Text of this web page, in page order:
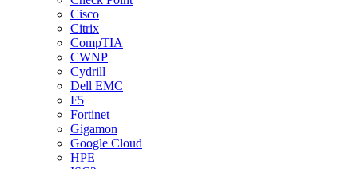
Cisco
Citrix
CompTIA
CWNP
Cydrill
Dell EMC
F5
Fortinet
Gigamon
Google Cloud
HPE